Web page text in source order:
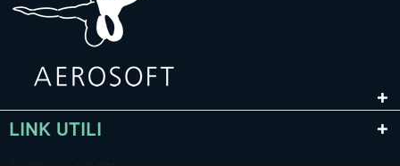
LINK UTILI